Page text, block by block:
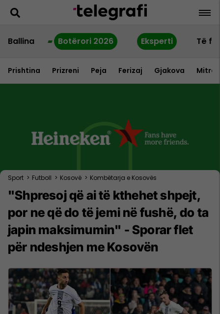
Ballina Botërori 2026 Eksperti Të
Prishtina Prizreni Peja Ferizaj Gjakova
Sport > Futboll > Kosovë > Kombëtarja e Kosovës
"Shpresoj që ai të kthehet shpejt,
por ne që do të jemi në fushë, do ta
japin maksimumin" - Sporar flet
për ndeshjen me Kosovën